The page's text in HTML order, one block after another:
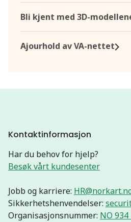
Bli kjent med 3D-
Ajourhold av VA-nettet
Kontaktinformasjon
Har du behov for hjelp?
Besøk vårt kundesenter
Jobb og karriere:
Sikkerhetshenvendelser:
Organisasjonsnummer: NO 934